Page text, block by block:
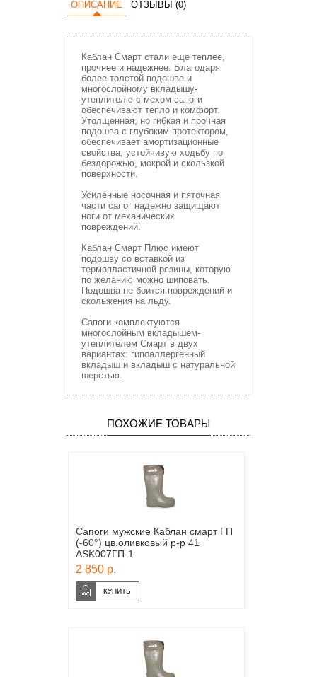
ОПИСАНИЕ ОТЗЫВЫ (0)
Каблан Смарт стали еще теплее,
прочнее и надежнее. Благодаря
более толстой подошве и
многослойному вкладышу-
утеплителю с мехом сапоги
обеспечивают тепло и комфорт.
Утолщенная, но гибкая и прочная
подошва с глубоким протектором,
обеспечивает амортизационные
свойства, устойчивую ходьбу по
бездорожью, мокрой и скользкой
поверхности.
Усиленные носочная и пяточная
части сапог надежно защищают
ноги от механических
повреждений.
Каблан Смарт Плюс имеют
подошву со вставкой из
термопластичной резины, которую
по желанию можно шиповать.
Подошва не боится повреждений и
скольжения на льду.
Сапоги комплектуются
многослойным вкладышем-
утеплителем Смарт в двух
вариантах: гипоаллергенный
вкладыш и вкладыш с натуральной
шерстью.
ПОХОЖИЕ ТОВАРЫ
Сапоги мужские Каблан смарт ГП
(-60°) цв.оливковый р-р 41
ASK007ГП-1
2 850 р.